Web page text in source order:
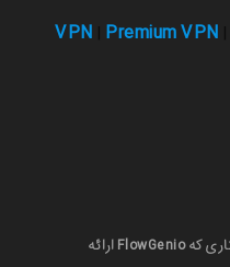
VPN Premium VPN
چرا بیشتر تریدرها رشد نمی‌کنند؟ راهکاری که FlowGenio ارائه